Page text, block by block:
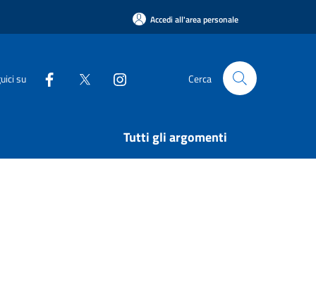
Accedi all'area personale
su Cerca
Tutti gli argomenti